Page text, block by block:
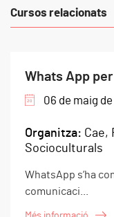
Cursos relacionats
Whats App
06 de maig
Organitza: Cae,
Socioculturals
WhatsApp s’ha
comunicaci...